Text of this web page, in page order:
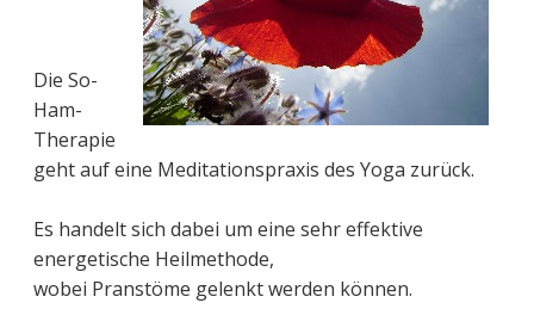
Die So-
Ham-
Therapie
geht auf eine Meditationspraxis des Yoga zurück.
Es handelt sich dabei um eine sehr effektive
energetische Heilmethode,
wobei Pranstöme gelenkt werden können.